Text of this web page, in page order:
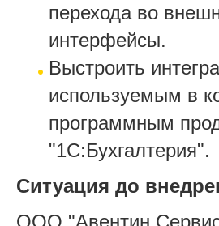
перехода во
интерфейсы.
Выстроить
используемым в
программным
"1С:Бухгалтерия".
Ситуация до
ООО "Авентин